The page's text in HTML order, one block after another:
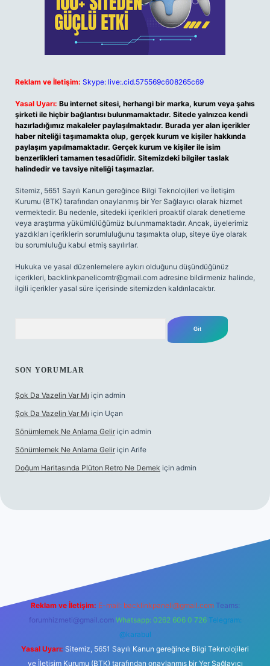
Reklam ve İletişim: Skype: live:.cid.575569c608265c69
Yasal Uyarı: Bu internet sitesi, herhangi bir marka, kurum veya şahıs
şirketi ile hiçbir bağlantısı bulunmamaktadır. Sitede yalnızca kendi
hazırladığımız makaleler paylaşılmaktadır. Burada yer alan içerikler
haber niteliği taşımamakta olup, gerçek kurum ve kişiler hakkında
paylaşım yapılmamaktadır. Gerçek kurum ve kişiler ile isim
benzerlikleri tamamen tesadüfidir. Sitemizdeki bilgiler taslak
halindedir ve tavsiye niteliği taşımazlar.
Sitemiz, 5651 Sayılı Kanun gereğince Bilgi Teknolojileri ve İletişim
Kurumu (BTK) tarafından onaylanmış bir Yer Sağlayıcı olarak hizmet
vermektedir. Bu nedenle, sitedeki içerikleri proaktif olarak denetleme
veya araştırma yükümlülüğümüz bulunmamaktadır. Ancak, üyelerimiz
yazdıkları içeriklerin sorumluluğunu taşımakta olup, siteye üye olarak
bu sorumluluğu kabul etmiş sayılırlar.
Hukuka ve yasal düzenlemelere aykırı olduğunu düşündüğünüz
içerikleri, backlinkpanelicomtr@gmail.com adresine bildirmeniz halinde,
ilgili içerikler yasal süre içerisinde sitemizden kaldırılacaktır.
SON YORUMLAR
Şok Da Vazelin Var Mı için admin
Şok Da Vazelin Var Mı için Uçan
Sönümlemek Ne Anlama Gelir için admin
Sönümlemek Ne Anlama Gelir için Arife
Doğum Haritasında Plüton Retro Ne Demek için admin
Reklam ve İletişim: E-mail: backlinkpaneli@gmail.com Teams:
forumhizmeti@gmail.com Whatsapp: 0262 606 0 726 Telegram:
@karabul
Yasal Uyarı: Sitemiz, 5651 Sayılı Kanun gereğince Bilgi Teknolojileri
ve İletişim Kurumu (BTK) tarafından onaylanmış bir Yer Sağlayıcı